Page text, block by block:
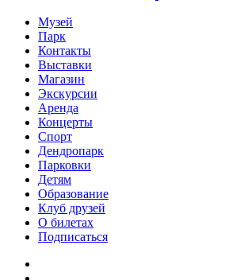
Музей
Парк
Контакты
Выставки
Магазин
Экскурсии
Аренда
Концерты
Спорт
Дендропарк
Парковки
Детям
Образование
Клуб друзей
О билетах
Подписаться